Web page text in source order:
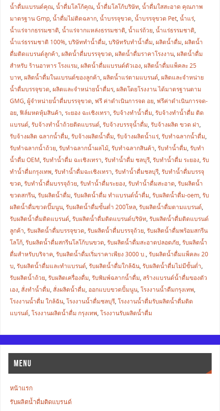
น้ำดื่มแบรนด์คุณ, น้ำดื่มโลโก้คุณ, น้ำดื่มโลโก้บริษัท, น้ำดื่มใสสะอาด คุณภาพ
มาตรฐาน Gmp, น้ำดื่มไม่ติดฉลาก, น้ำบรรจุขวด, น้ำบรรจุขวด Pet, น้ำแร่,
น้ำแร่จากธรรมชาติ, น้ำแร่จากแหล่งธรรมชาติ, น้ำแร่ถ้วย, น้ำแร่ธรรมชาติ,
น้ำแร่ธรรมชาติ 100%, บริษัททำน้ำดื่ม, บริษัทรับทำน้ำดื่ม, ผลิตน้ำดื่ม, ผลิตน้ำ
ดื่มติดแบรนด์ลูกค้า, ผลิตน้ำดื่มบรรจุขวด, ผลิตน้ำดื่มราคาโรงงาน, ผลิตน้ำดื่ม
สำหรับ ร้านอาหาร โรงแรม, ผลิตน้ำดื่มแบรนด์ตัวเอง, ผลิตน้ำดื่มแพ็คละ 25
บาท, ผลิตน้ำดื่มในแบรนด์ของลูกค้า, ผลิตน้ำแร่ตามแบรนด์, ผลิตและจำหน่าย
น้ำดื่มบรรจุขวด, ผลิตและจำหน่ายน้ำดื่มร, ผลิตโดยโรงงาน ได้มาตรฐานตาม
GMG, ผู้จำหน่ายน้ำดื่มบรรจุขวด, ฟรี ค่าดำเนินการจด อย, ฟรีค่าดำเนินการจด-
อย, ฟิล์มหดหุ้มสินค้า, ระยอง ฉะเชิงเทรา, รับจ้างทำน้ำดื่ม, รับจ้างทำน้ำดื่ม ติด
แบรนด์, รับจ้างทำน้ำถ้วยติดแบรนด์, รับจ้างบรรจุน้ำดื่ม, รับจ้างผลิต ขวด ฝา,
รับจ้างผลิต ฉลากน้ำดื่ม, รับจ้างผลิตน้ำดื่ม, รับจ้างผลิตน้ำแร่, รับทำฉลากน้ำดื่ม,
รับทำฉลากน้ำถ้วย, รับทำฉลากน้ำผลไม้, รับทำฉลากสินค้า, รับทำน้ำดื่ม, รับทำ
น้ำดื่ม OEM, รับทำน้ำดื่ม ฉะเชิงเทรา, รับทำน้ำดื่ม ชลบุรี, รับทำน้ำดื่ม ระยอง, รับ
ทำน้ำดื่มกรุงเทพ, รับทำน้ำดื่มฉะเชิงเทรา, รับทำน้ำดื่มชลบุรี, รับทำน้ำดื่มบรรจุ
ขวด, รับทำน้ำดื่มบรรจุถ้วย, รับทำน้ำดื่มระยอง, รับทำน้ำดื่มสะอาด, รับผลิตน้ำ
ขวดสกรีน, รับผลิตน้ำดื่ม, รับผลิตน้ำดื่ม ทำแบรนด์น้ำดื่ม, รับผลิตน้ำดื่ม-oem, รับ
ผลิตน้ำดื่มขวดปั๊มนูน, รับผลิตน้ำดื่มขั้นต่ำ 200โหล, รับผลิตน้ำดื่มตามแบรนด์,
รับผลิตน้ำดื่มติดแบรนด์, รับผลิตน้ำดื่มติดแบรนด์บริษัท, รับผลิตน้ำดื่มติดแบรนด์
ลูกค้า, รับผลิตน้ำดื่มบรรจุขวด, รับผลิตน้ำดื่มบรรจุถ้วย, รับผลิตน้ำดื่มพร้อมสกรีน
โลโก้, รับผลิตน้ำดื่มสกรีนโลโก้บนขวด, รับผลิตน้ำดื่มสะอาดปลอดภัย, รับผลิตน้ำ
ดื่มสำหรับบริจาค, รับผลิตน้ำดื่มเริ่มราคาเพียง 3000 บ., รับผลิตน้ำดื่มแพ็คละ 20
บ, รับผลิตน้ำดื่มและทำแบรนด์, รับผลิตน้ำดื่มใกล้ฉัน, รับผลิตน้ำดื่มไม่มีขั้นต่ำ,
รับผลิตน้ำถ้วย, รับผลิตเครื่องดื่ม, รับพิมพ์ฉลากน้ำดื่ม, สร้างแบรนด์น้ำดื่มของตัว
เอง, สั่งทำน้ำดื่ม, สั่งผลิตน้ำดื่ม, ออกแบบขวดปั้มนูน, โรงงานน้ำดืมกรุงเทพ,
โรงงานน้ำดื่ม ใกล้ฉัน, โรงงานน้ำดื่มชลบุรี, โรงงานน้ำดื่มรับผลิตน้ำดื่มติด
แบรนด์, โรงงานผลิตน้ำดื่ม กรุงเทพ, โรงงานรับผลิตน้ำดื่ม
MENU
หน้าแรก
รับผลิตน้ำดื่มติดแบรนด์